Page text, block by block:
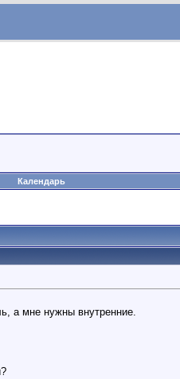
Календарь
а мне нужны внутренние.